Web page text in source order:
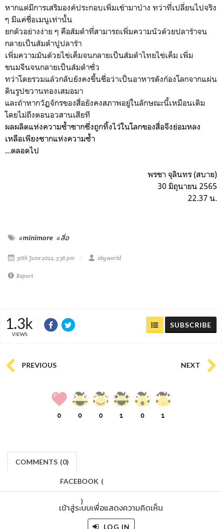
หากแต่มีการเสริมองค์ประกอบเพิ่มเข้ามาบ้าง ทว่าที่เปลี่ยนไปจริง
ๆ มีแค่ชื่อเมนูเท่านั้น
ยกตัวอย่างง่าย ๆ คือส้มตำที่สามารถเพิ่มความนัวด้วยปลาร้าจน
กลายเป็นส้มตำปูปลาร้า
เพิ่มความมันด้วยไข่เค็มจนกลายเป็นส้มตำไทยไข่เค็ม เพิ่ม
ขนมจีนจนกลายเป็นส้มตำซั่ว
ทว่าโดยรวมแล้วกลับยังคงขึ้นชื่อว่าเป็นอาหารดังก้องโลกจากแผ่น
ดินรูปขวานทองเสมอมา
และถ้าหากวัฏจักรของสื่อยังคงสภาพอยู่ในลักษณะนี้เหมือนเดิม
โดยไม่ถึงตอนอวสานเสียที
ผลผลิตแห่งความซ้ำซากซึ่งถูกทิ้งไว้ในโลกของสื่อจึงย่อมหลง
เหลือเพียงซากแห่งความซ้ำ
...ตลอดไป
พรชา จุลินทร (สบาย)
30 มิถุนายน 2565
22.37 น.
#minimore #สื่อ
30th June 2022, 3:36 pm sbyworld
Report
1.3k
VIEWS
SUBSCRIBE
PREVIOUS NEXT
0 0 0 1 0 1
COMMENTS (0)
FACEBOOK (
)
เข้าสู่ระบบเพื่อแสดงความคิดเห็น
LOG IN